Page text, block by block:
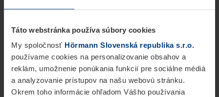
Táto webstránka používa súbory cookies
My spoločnosť Hörmann Slovenská republika s.r.o.
používame cookies na personalizovanie obsahov a
reklám, umožnenie ponúkania funkcií pre sociálne médiá
a analyzovanie prístupov na našu webovú stránku.
Okrem toho informácie ohľadom Vášho používania